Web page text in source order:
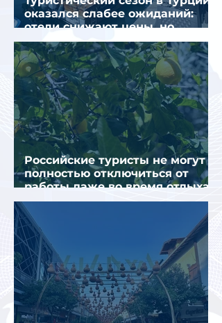
оказался слабее ожиданий:
отели снижают цены, но
загрузка остается низкой
Российские туристы не могут
полностью отключиться от
работы даже во время отдыха
в Турции